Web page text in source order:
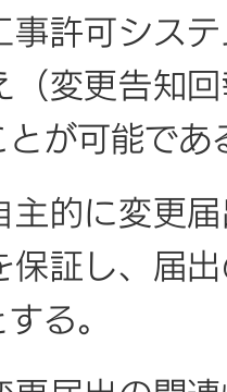
事許可シス
（変更告知
が可能であ
主的に変更
保証し、届
る。